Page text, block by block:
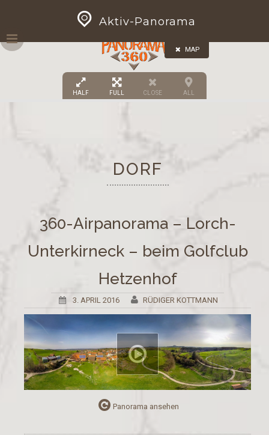
content
Aktiv-Panorama
MAP
HALF FULL CLOSE ALL
DORF
360-Airpanorama – Lorch-
Unterkirneck – beim Golfclub
Hetzenhof
3. APRIL 2016 RÜDIGER KOTTMANN
Panorama ansehen